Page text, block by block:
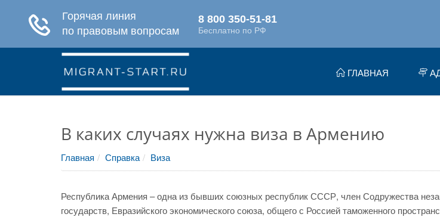
ГЛАВНАЯ
В каких случаях нужна виза в Армению
Главная Справка Виза
Республика Армения – одна из бывших союзных республик СССР, член Содружества
государств, Евразийского экономического союза, общего с Россией таможенного